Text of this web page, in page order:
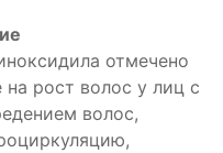
отмечено
рост волос у лиц с
волос,